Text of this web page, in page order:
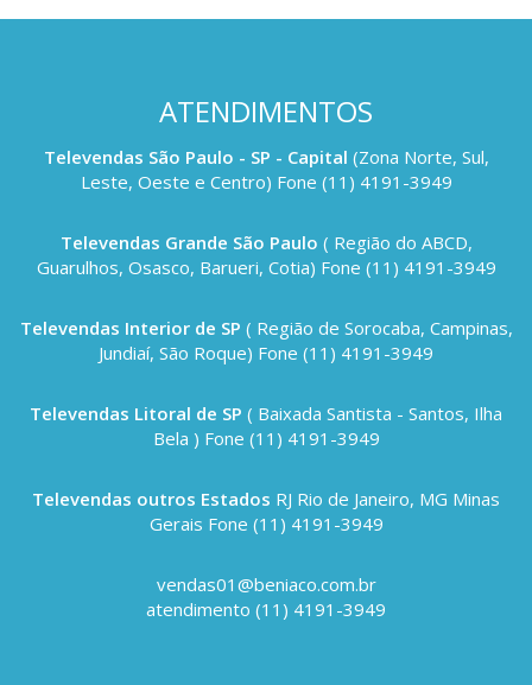
ATENDIMENTOS
Televendas São Paulo - SP - Capital (Zona Norte, Sul,
Leste, Oeste e Centro) Fone (11) 4191-3949
Televendas Grande São Paulo ( Região do ABCD,
Guarulhos, Osasco, Barueri, Cotia) Fone (11) 4191-3949
Televendas Interior de SP ( Região de Sorocaba, Campinas,
Jundiaí, São Roque) Fone (11) 4191-3949
Televendas Litoral de SP ( Baixada Santista - Santos, Ilha
Bela ) Fone (11) 4191-3949
Televendas outros Estados RJ Rio de Janeiro, MG Minas
Gerais Fone (11) 4191-3949
vendas01@beniaco.com.br
atendimento (11) 4191-3949